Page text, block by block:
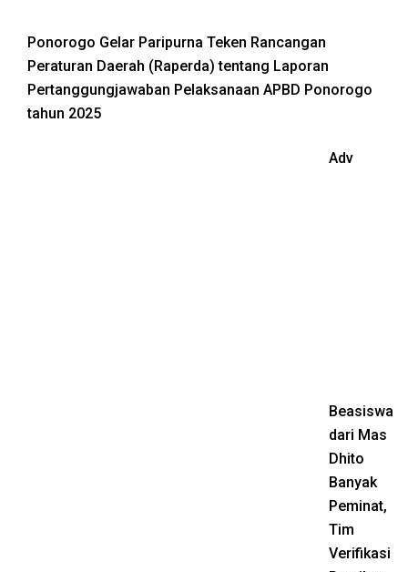
Ponorogo Gelar Paripurna Teken Rancangan
Peraturan Daerah (Raperda) tentang Laporan
Pertanggungjawaban Pelaksanaan APBD Ponorogo
tahun 2025
Adv
Beasiswa
dari Mas
Dhito
Banyak
Peminat,
Tim
Verifikasi